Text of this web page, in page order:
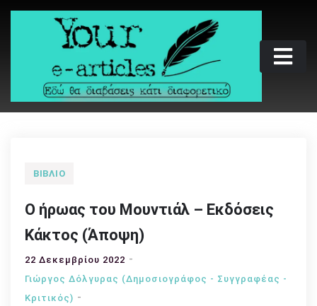
Skip
Your e-articles
Εδώ θα διαβάσεις κάτι διαφορετικό
ΒΙΒΛΊΟ
Ο ήρωας του Μουντιάλ – Εκδόσεις
Κάκτος (Άποψη)
22 Δεκεμβρίου 2022
Γιώργος Δόλγυρας (Δημοσιογράφος - Συγγραφέας -
Kριτικός)